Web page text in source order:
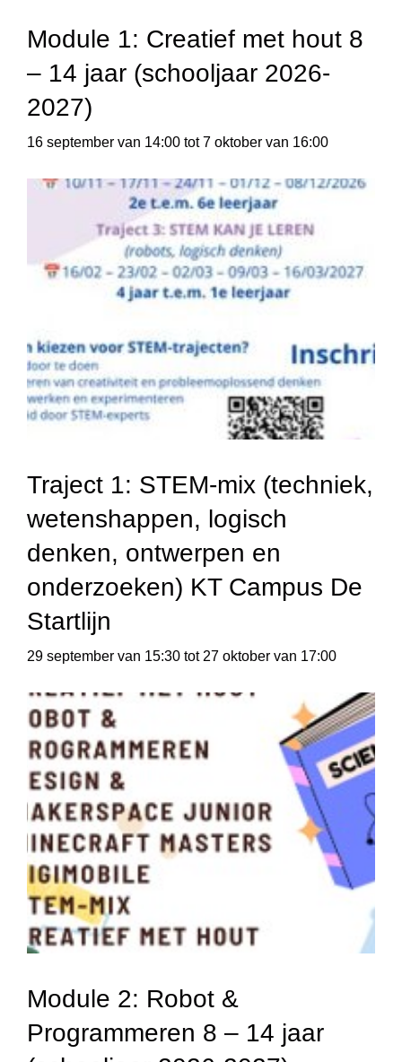
Module 1: Creatief met hout 8
– 14 jaar (schooljaar 2026-
2027)
16 september van 14:00 tot 7 oktober van 16:00
Traject 1: STEM-mix (techniek,
wetenshappen, logisch
denken, ontwerpen en
onderzoeken) KT Campus De
Startlijn
29 september van 15:30 tot 27 oktober van 17:00
Module 2: Robot &
Programmeren 8 – 14 jaar